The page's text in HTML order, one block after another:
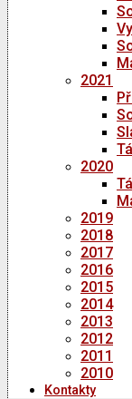
2021
2020
2019
2018
2017
2016
2015
2014
2013
2012
2011
2010
Kontakty